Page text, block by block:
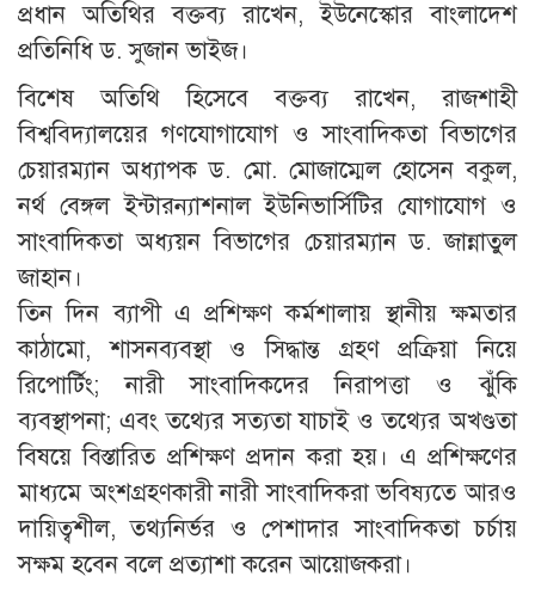
প্রধান অতিথির বক্তব্য রাখেন, ইউনেস্কোর বাংলাদেশ
প্রতিনিধি ড. সুজান ভাইজ।
বিশেষ অতিথি হিসেবে বক্তব্য রাখেন, রাজশাহী
বিশ্ববিদ্যালয়ের গণযোগাযোগ ও সাংবাদিকতা বিভাগের
চেয়ারম্যান অধ্যাপক ড. মো. মোজাম্মেল হোসেন বকুল,
নর্থ বেঙ্গল ইন্টারন্যাশনাল ইউনিভার্সিটির যোগাযোগ ও
সাংবাদিকতা অধ্যয়ন বিভাগের চেয়ারম্যান ড. জান্নাতুল
জাহান।
তিন দিন ব্যাপী এ প্রশিক্ষণ কর্মশালায় স্থানীয় ক্ষমতার
কাঠামো, শাসনব্যবস্থা ও সিদ্ধান্ত গ্রহণ প্রক্রিয়া নিয়ে
রিপোর্টিং; নারী সাংবাদিকদের নিরাপত্তা ও ঝুঁকি
ব্যবস্থাপনা; এবং তথ্যের সত্যতা যাচাই ও তথ্যের অখণ্ডতা
বিষয়ে বিস্তারিত প্রশিক্ষণ প্রদান করা হয়। এ প্রশিক্ষণের
মাধ্যমে অংশগ্রহণকারী নারী সাংবাদিকরা ভবিষ্যতে আরও
দায়িত্বশীল, তথ্যনির্ভর ও পেশাদার সাংবাদিকতা চর্চায়
সক্ষম হবেন বলে প্রত্যাশা করেন আয়োজকরা।